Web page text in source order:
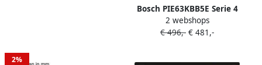
Bosch PIE63KBB5E Serie 4
Inbouw Inductiekookplaat -
Nog sneller koken met
2 webshops
€ 496,- € 481,-
2%